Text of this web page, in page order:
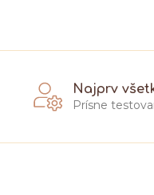
Najprv
Prísne